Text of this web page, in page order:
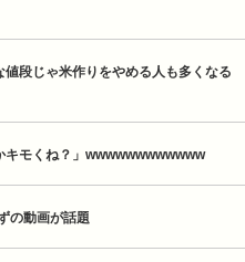
段じゃ米作りをやめる人も多くなる
キモくね？」wwwwwwwwwwww
の動画が話題